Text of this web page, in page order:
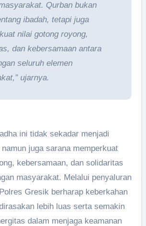
Qurban bukan
ibadah, tetapi juga
nilai gotong royong,
dan kebersamaan antara
seluruh elemen
ujarnya.
ini tidak sekadar menjadi
juga sarana memperkuat
kebersamaan, dan solidaritas
masyarakat. Melalui penyaluran
Gresik berharap keberkahan
lebih luas serta semakin
dalam menjaga keamanan